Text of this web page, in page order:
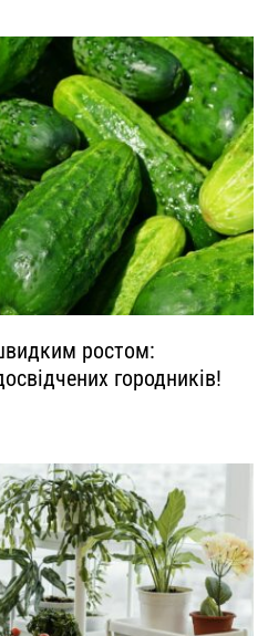
ростом:
городників!